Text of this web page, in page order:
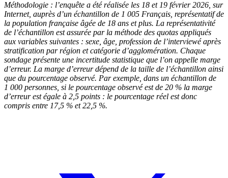
Méthodologie : l’enquête a été réalisée les 18 et 19 février 2026, sur
Internet, auprès d’un échantillon de 1 005 Français, représentatif de
la population française âgée de 18 ans et plus. La représentativité
de l’échantillon est assurée par la méthode des quotas appliqués
aux variables suivantes : sexe, âge, profession de l’interviewé après
stratification par région et catégorie d’agglomération. Chaque
sondage présente une incertitude statistique que l’on appelle marge
d’erreur. La marge d’erreur dépend de la taille de l’échantillon ainsi
que du pourcentage observé. Par exemple, dans un échantillon de
1 000 personnes, si le pourcentage observé est de 20 % la marge
d’erreur est égale à 2,5 points : le pourcentage réel est donc
compris entre 17,5 % et 22,5 %.